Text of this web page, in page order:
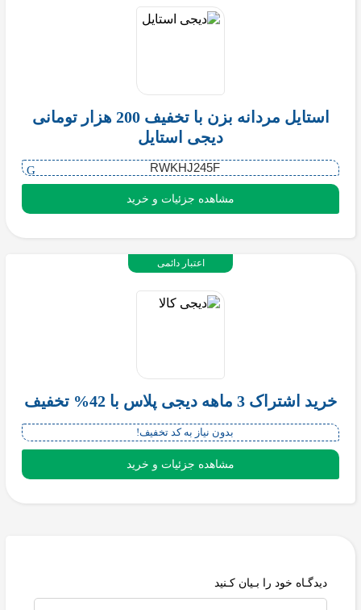
استایل مردانه بزن با تخفیف 200 هزار تومانی
دیجی استایل
RWKHJ245F
مشاهده جزئیات و خرید
خرید اشتراک 3 ماهه دیجی پلاس با 42% تخفیف
بدون نیاز به کد تخفیف!
مشاهده جزئیات و خرید
اعتبار دائمی
دیدگـاه خود را بـیان کـنید